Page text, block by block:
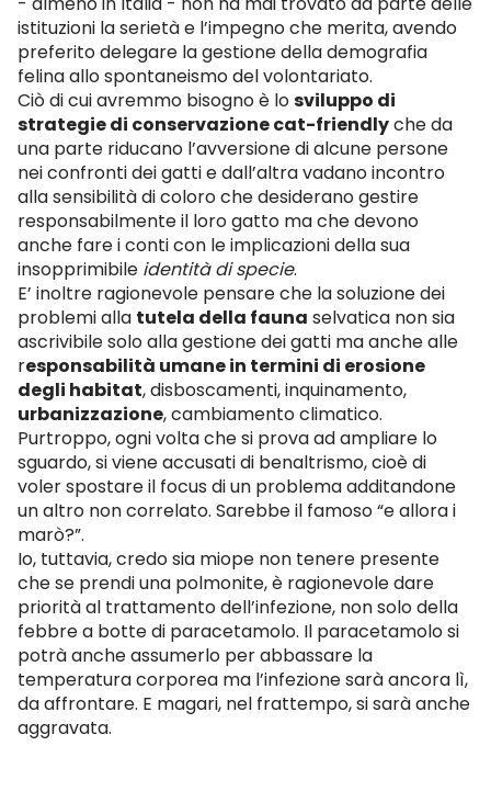
istituzioni la serietà e l’impegno che merita, avendo
preferito delegare la gestione della demografia
felina allo spontaneismo del volontariato.
Ciò di cui avremmo bisogno è losviluppo di
strategie di conservazione cat-friendlyche da
una parte riducano l’avversione di alcune persone
nei confronti dei gatti e dall’altra vadano incontro
alla sensibilità di coloro che desiderano gestire
responsabilmente il loro gatto ma che devono
anche fare i conti con le implicazioni della sua
insopprimibile identità di specie.
E’ inoltre ragionevole pensare che la soluzione dei
problemi alla tutela della fauna selvatica non sia
ascrivibile solo alla gestione dei gatti ma anche alle
responsabilità umane in termini di erosione
degli habitat, disboscamenti, inquinamento,
urbanizzazione, cambiamento climatico.
Purtroppo, ogni volta che si prova ad ampliare lo
sguardo, si viene accusati di benaltrismo, cioè di
voler spostare il focus di un problema additandone
un altro non correlato. Sarebbe il famoso “e allora i
marò?”.
Io, tuttavia, credo sia miope non tenere presente
che se prendi una polmonite, è ragionevole dare
priorità al trattamento dell’infezione, non solo della
febbre a botte di paracetamolo. Il paracetamolo si
potrà anche assumerlo per abbassare la
temperatura corporea ma l’infezione sarà ancora lì,
da affrontare. E magari, nel frattempo, si sarà anche
aggravata.